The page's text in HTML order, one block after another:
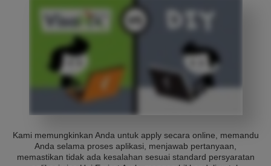
Kami memungkinkan Anda untuk apply secara online, memandu
Anda selama proses aplikasi, menjawab pertanyaan,
memastikan tidak ada kesalahan sesuai standard persyaratan